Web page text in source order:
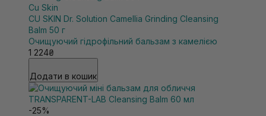
Cu Skin
CU SKIN Dr. Solution Camellia Grinding Cleansing
Balm 50 г
Очищуючий гідрофільний бальзам з камелією
1 224₴
Додати в кошик
-25%